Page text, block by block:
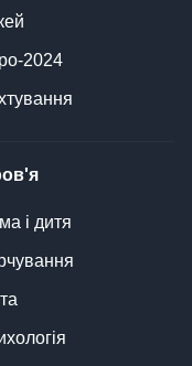
2024
і дитя